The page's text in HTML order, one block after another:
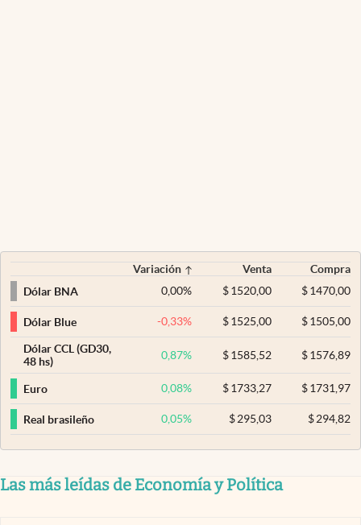
Variación Venta
Compra
Dólar BNA
0,00% $ 1520,00 $1470,00
Dólar Blue -0,33% $ 1525,00 $1505,00
Dólar CCL (GD30,
48 hs)
0,87% $ 1585,52 $1576,89
Euro 0,08% $ 1733,27 $1731,97
Real brasileño 0,05% $295,03 $294,82
Las más leídas de Economía y Política